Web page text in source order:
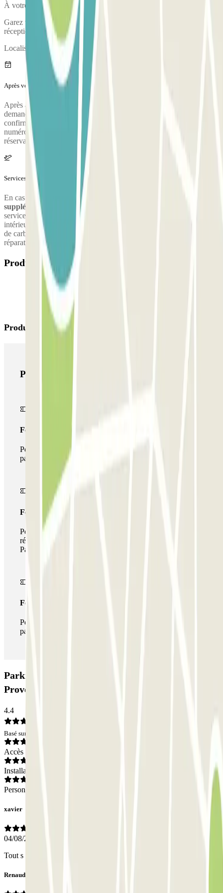
À votre arrivée, votre véhicule fera l'objet d'un état des lieux.
Garez votre véhicule et validez votre réservation auprès de la
réception.
Localisation de la réception : en face du portail d'entrée du parking.
Après votre voyage
Après avoir récupéré vos bagages, appelez le parking pour
demander la prise en charge. Pendant l'appel, une personne vous
confirmera le point de rencontre à la terminal de l'aéroport. Le
numéro de téléphone du parking vous sera fourni une fois la
réservation effectuée.
Services supplémentaires (non inclus dans le prix)
En cas d'arrivée ou départ entre minuit et 4h, vous devrez payer un
supplément de 10€
par véhicule en arrivant au parking. Différents
services extras proposés : service de voiturier, nettoyage
intérieur/extérieur/complet, service d'obtention de carte grise, plein
de carburant, contrôle technique, parallélisme, entretien et
réparations sur place.
Produits disponibles
Produits Parclick
Produits Parclick
Forfait Simple
Pendant votre séjour, vous ne pourrez entrer et sortir du
parking qu'une seule fois
Forfait de stationnement multiple
Pendant votre séjour, vous pouvez utiliser l'ensemble du
réseau de parkings de cet opérateur disponible sur
Parclick.
Forfait illimité
Pendant votre séjour, vous pouvez entrer et sortir du
parking aussi souvent que vous le souhaitez.
Parking Ecolowpark - Proche Aéroport Marseille
Provence - Découvert: Avis
4.4
Basé sur 42 avis
Accès
Installations
Personnel
xavier
04/08/2026
Tout s est très bien passé Merci
Renaud